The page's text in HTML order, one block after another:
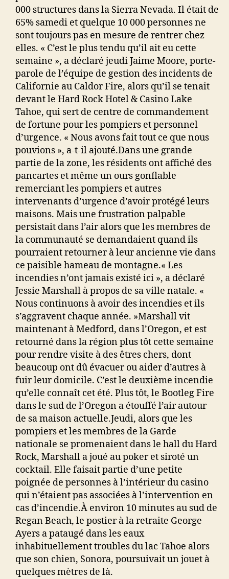
000 structures dans la Sierra Nevada. Il était de
65% samedi et quelque 10 000 personnes ne
sont toujours pas en mesure de rentrer chez
elles. « C’est le plus tendu qu’il ait eu cette
semaine », a déclaré jeudi Jaime Moore, porte-
parole de l’équipe de gestion des incidents de
Californie au Caldor Fire, alors qu’il se tenait
devant le Hard Rock Hotel & Casino Lake
Tahoe, qui sert de centre de commandement
de fortune pour les pompiers et personnel
d’urgence. « Nous avons fait tout ce que nous
pouvions », a-t-il ajouté.Dans une grande
partie de la zone, les résidents ont affiché des
pancartes et même un ours gonflable
remerciant les pompiers et autres
intervenants d’urgence d’avoir protégé leurs
maisons. Mais une frustration palpable
persistait dans l’air alors que les membres de
la communauté se demandaient quand ils
pourraient retourner à leur ancienne vie dans
ce paisible hameau de montagne.« Les
incendies n’ont jamais existé ici », a déclaré
Jessie Marshall à propos de sa ville natale. «
Nous continuons à avoir des incendies et ils
s’aggravent chaque année. »Marshall vit
maintenant à Medford, dans l’Oregon, et est
retourné dans la région plus tôt cette semaine
pour rendre visite à des êtres chers, dont
beaucoup ont dû évacuer ou aider d’autres à
fuir leur domicile. C’est le deuxième incendie
qu’elle connaît cet été. Plus tôt, le Bootleg Fire
dans le sud de l’Oregon a étouffé l’air autour
de sa maison actuelle.Jeudi, alors que les
pompiers et les membres de la Garde
nationale se promenaient dans le hall du Hard
Rock, Marshall a joué au poker et siroté un
cocktail. Elle faisait partie d’une petite
poignée de personnes à l’intérieur du casino
qui n’étaient pas associées à l’intervention en
cas d’incendie.À environ 10 minutes au sud de
Regan Beach, le postier à la retraite George
Ayers a pataugé dans les eaux
inhabituellement troubles du lac Tahoe alors
que son chien, Sonora, poursuivait un jouet à
quelques mètres de là.